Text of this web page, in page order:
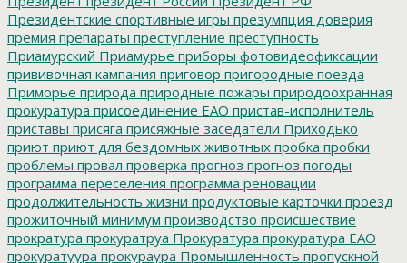
Президентские спортивные игры презумпция доверия
премия препараты преступление преступность
Приамурский Приамурье приборы фотовидеофиксации
прививочная кампания приговор пригородные поезда
Приморье природа природные пожары природоохранная
прокуратура присоединение ЕАО пристав-исполнитель
приставы присяга присяжные заседатели Приходько
приют приют для бездомных животных пробка пробки
проблемы провал проверка прогноз прогноз погоды
программа переселения программа реновации
продолжительность жизни продуктовые карточки проезд
прожиточный минимум производство происшествие
прократура прокуратруа Прокуратура прокуратура ЕАО
прокуратуура прокураура Промышленность пропускной